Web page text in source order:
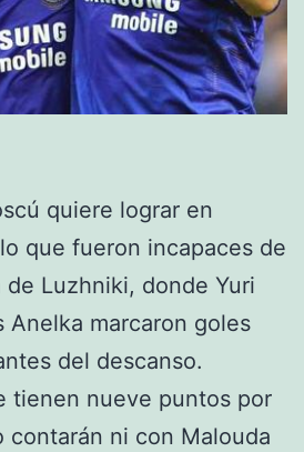
quiere lograr en
que fueron incapaces de
de Luzhniki, donde Yuri
Anelka marcaron goles
del descanso.
tienen nueve puntos por
contarán ni con Malouda